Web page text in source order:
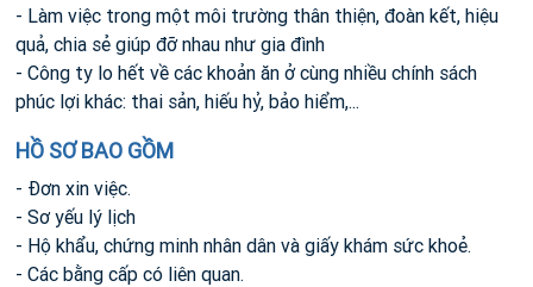
- Làm việc trong một môi trường thân thiện, đoàn kết, hiệu
quả, chia sẻ giúp đỡ nhau như gia đình
- Công ty lo hết về các khoản ăn ở cùng nhiều chính sách
phúc lợi khác: thai sản, hiếu hỷ, bảo hiểm,...
HỒ SƠ BAO GỒM
- Đơn xin việc.
- Sơ yếu lý lịch
- Hộ khẩu, chứng minh nhân dân và giấy khám sức khoẻ.
- Các bằng cấp có liên quan.